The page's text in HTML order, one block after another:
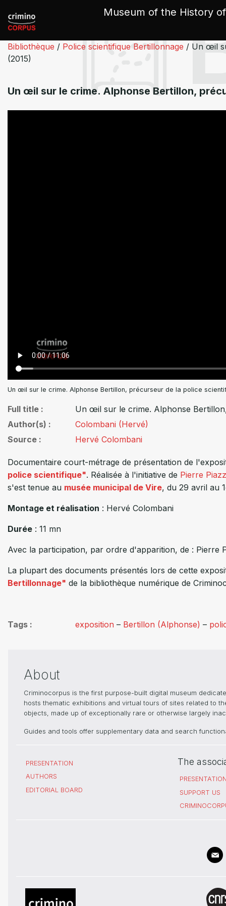
Museum of the History
Bibliothèque / Police scientifique Bertillonnage / Un œil
(2015)
Un œil sur le crime. Alphonse Bertillon,
Un œil sur le crime. Alphonse Bertillon, précurseur de la police
Full title
Un œil sur le crime. Alphonse
Author(s)
Colombani (Hervé)
Source
Hervé Colombani
Documentaire court-métrage de présentation de
police scientifique". Réalisée à l'initiative de Pierre
s'est tenue au musée municipal de Vire, du 29 avril au
Montage et réalisation : Hervé Colombani
Durée : 11 mn
Avec la participation, par ordre d'apparition, de : Pierre
La plupart des documents présentés lors de cette
Bertillonnage" de la bibliothèque numérique de
Tags exposition – Bertillon (Alphonse) –
About
Criminocorpus is the first purpose-built digital museum
hosts thematic exhibitions and virtual tours of sites related to
objects, made up of exceptionally rare or otherwise largely
Guides and tools offer supplementary data and search
PRESENTATION
AUTHORS
EDITORIAL BOARD
The
SUPPORT US
Cookies management panel